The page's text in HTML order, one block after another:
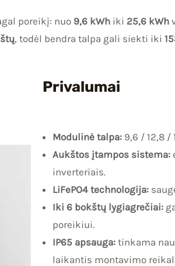
poreikį: nuo 9,6 kWh iki 25,6 kWh
, todėl bendra talpa gali siekti iki
Privalumai
Modulinė talpa: 9,6 / 12,8 /
Aukštos įtampos sistema:
inverteriais.
LiFePO4 technologija:
Iki 6 bokštų lygiagrečiai:
poreikiui.
IP65 apsauga: tinkama
laikantis montavimo